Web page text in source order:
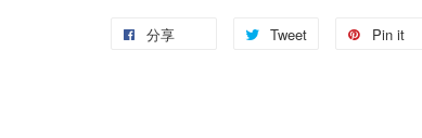
分享 Tweet Pin it